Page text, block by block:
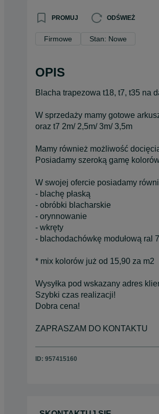
PROMUJ ODŚWIEŻ
Firmowe Stan: Nowe
OPIS
Blacha trapezowa t18, t7, t35 na
W sprzedaży mamy gotowe
oraz t7 2m/ 2,5m/ 3m/ 3,5m
Mamy również możliwość
Posiadamy szeroką gamę
W swojej ofercie posiadamy
- blachę płaską
- obróbki blacharskie
- orynnowanie
- wkręty
- blachodachówkę modułową ral
* mix kolorów już od 15,90 za m2
Wysyłka pod wskazany adres
Szybki czas realizacji!
Dobra cena!
ZAPRASZAM DO KONTAKTU
ID: 957415160